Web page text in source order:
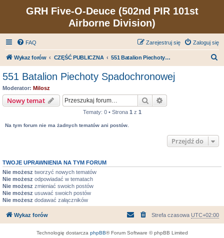
GRH Five-O-Deuce (502nd PIR 101st
Airborne Division)
FAQ Zaloguj się
Zarejestruj się
Wykaz forów CZĘŚĆ PUBLICZNA 551 Batalion Piechoty Spadochronowej
551 Batalion Piechoty Spadochronowej
Moderator: Milosz
Nowy temat Szukaj
Tematy: 0 • Strona 1 z 1
Na tym forum nie ma żadnych tematów ani postów.
Przejdź do
TWOJE UPRAWNIENIA NA TYM FORUM
Nie możesz tworzyć nowych tematów
Nie możesz odpowiadać w tematach
Nie możesz zmieniać swoich postów
Nie możesz usuwać swoich postów
Nie możesz dodawać załączników
Wykaz forów Strefa czasowa UTC+02:00
Technologię dostarcza phpBB® Forum Software © phpBB Limited